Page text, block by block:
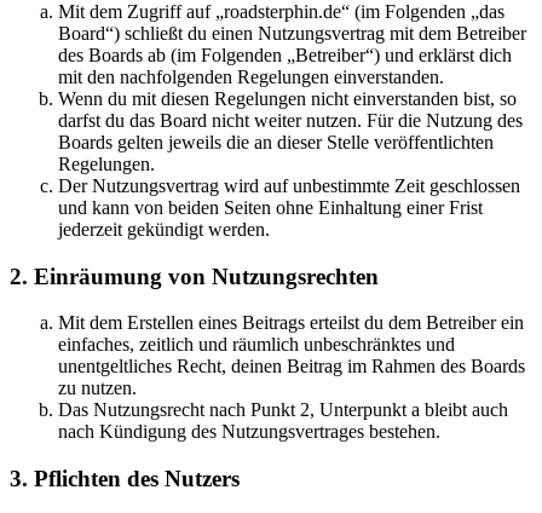
Mit dem Zugriff auf „roadsterphin.de“ (im Folgenden „das
Board“) schließt du einen Nutzungsvertrag mit dem Betreiber
des Boards ab (im Folgenden „Betreiber“) und erklärst dich
mit den nachfolgenden Regelungen einverstanden.
Wenn du mit diesen Regelungen nicht einverstanden bist, so
darfst du das Board nicht weiter nutzen. Für die Nutzung des
Boards gelten jeweils die an dieser Stelle veröffentlichten
Regelungen.
Der Nutzungsvertrag wird auf unbestimmte Zeit geschlossen
und kann von beiden Seiten ohne Einhaltung einer Frist
jederzeit gekündigt werden.
2. Einräumung von Nutzungsrechten
Mit dem Erstellen eines Beitrags erteilst du dem Betreiber ein
einfaches, zeitlich und räumlich unbeschränktes und
unentgeltliches Recht, deinen Beitrag im Rahmen des Boards
zu nutzen.
Das Nutzungsrecht nach Punkt 2, Unterpunkt a bleibt auch
nach Kündigung des Nutzungsvertrages bestehen.
3. Pflichten des Nutzers